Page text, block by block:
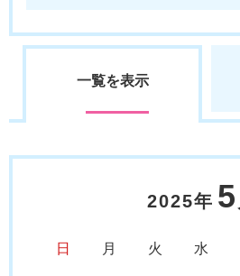
一覧を表示
2025年 5
日 月 火 水